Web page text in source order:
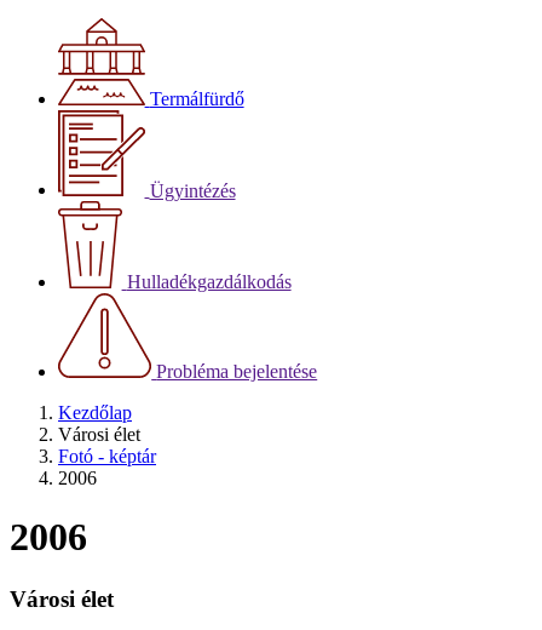
Termálfürdő
Ügyintézés
Hulladékgazdálkodás
Probléma bejelentése
Kezdőlap
Városi élet
Fotó - képtár
2006
2006
Városi élet